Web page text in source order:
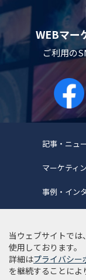
WEBマー
ご利用の
記事・ニュ
マーケティ
事例・イン
当サイト
当ウェブサイトで
使用しております。
詳細はプライバシー
を継続することによ